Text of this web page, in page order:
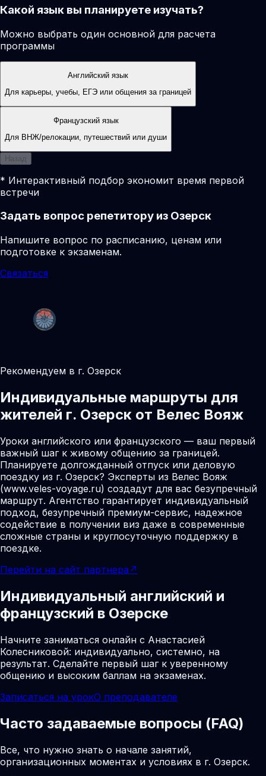
Какой язык вы планируете изучать?
Можно выбрать один основной для расчета
программы
Английский язык
Для карьеры, учебы, ЕГЭ или общения за границей
Французский язык
Для ВНЖ/релокации, путешествий или души
Назад
* Интерактивный подбор экономит время первой
встречи
Задать вопрос репетитору из Озерск
Напишите вопрос по расписанию, ценам или
подготовке к экзаменам.
Связаться
Рекомендуем в г. Озерск
Индивидуальные маршруты для
жителей г. Озерск от Велес Вояж
Уроки английского или французского — ваш первый
важный шаг к живому общению за границей.
Планируете долгожданный отпуск или деловую
поездку из г. Озерск? Эксперты из Велес Вояж
(www.veles-voyage.ru) создадут для вас безупречный
маршрут. Агентство гарантирует индивидуальный
подход, безупречный премиум-сервис, надежное
содействие в получении виз даже в современные
сложные страны и круглосуточную поддержку в
поездке.
Перейти на сайт партнера ↗
Индивидуальный английский и
французский в Озерске
Начните заниматься онлайн с Анастасией
Колесниковой: индивидуально, системно, на
результат. Сделайте первый шаг к уверенному
общению и высоким баллам на экзаменах.
Записаться на урокО преподавателе
Часто задаваемые вопросы (FAQ)
Все, что нужно знать о начале занятий,
организационных моментах и условиях в г. Озерск.